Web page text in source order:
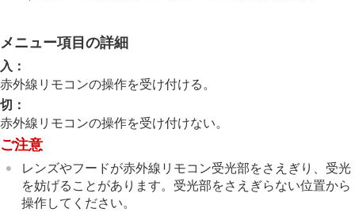
USB設定
エリア/日時設定
ビデオライトモード
アンチダスト機能
オートピクセルマッピング
ピクセルマッピング
バージョン
メニュー項目の詳細
入 ：
赤外線リモコンの操作を受け付ける。
切 ：
赤外線リモコンの操作を受け付けない。
ご注意
レンズやフードが赤外線リモコン受光部をさえぎり、受光
を妨げることがあります。受光部をさえぎらない位置から
操作してください。